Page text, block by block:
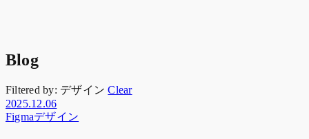
Blog
Filtered by: デザイン Clear
2025.12.06
Figmaデザイン